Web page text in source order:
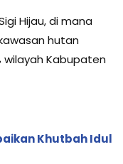
Hijau, di mana
hutan
wilayah Kabupaten
Khutbah Idul